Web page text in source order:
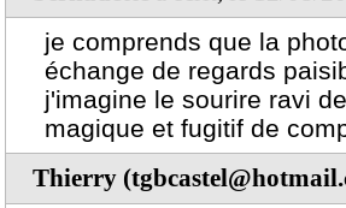
je comprends que la
échange de regards
j'imagine le sourire ravi
magique et fugitif de
Thierry